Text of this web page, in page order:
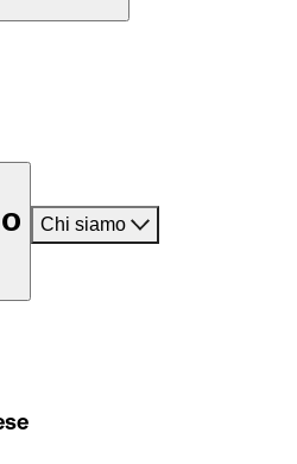
Chi siamo